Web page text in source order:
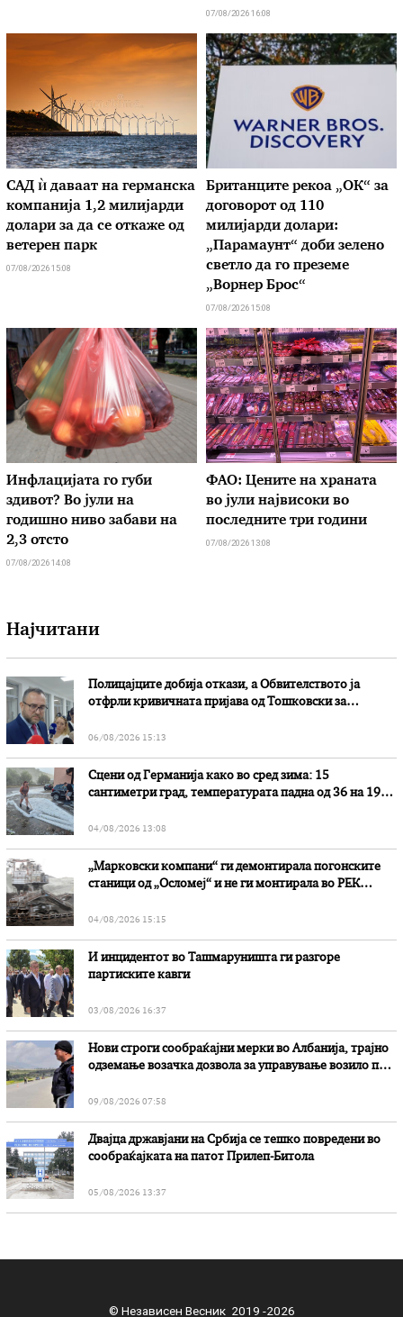
07/08/2026 16:08
САД ѝ даваат на германска
компанија 1,2 милијарди
долари за да се откаже од
ветерен парк
07/08/2026 15:08
Британците рекоа „ОК“ за
договорот од 110
милијарди долари:
„Парамаунт“ доби зелено
светло да го преземе
„Ворнер Брос“
07/08/2026 15:08
Инфлацијата го губи
здивот? Во јули на
годишно ниво забави на
2,3 отсто
07/08/2026 14:08
ФАО: Цените на храната
во јули највисоки во
последните три години
07/08/2026 13:08
Најчитани
Полицајците добија откази, а Обвителството ја
отфрли кривичната пријава од Тошковски за
06/08/2026 15:13
Сцени од Германија како во сред зима: 15
сантиметри град, температурата падна од 36 на 19
04/08/2026 13:08
„Марковски компани“ ги демонтирала погонските
станици од „Осломеј“ и не ги монтирала во РЕК
04/08/2026 15:15
И инцидентот во Ташмаруништa ги разгоре
партиските кавги
03/08/2026 16:37
Нови строги сообраќајни мерки во Aлбанија, трајно
одземање возачка дозвола за управување возило под
09/08/2026 07:58
Двајца државјани на Србија се тешко повредени во
сообраќајката на патот Прилеп-Битола
05/08/2026 13:37
© Независен Весник 2019 -2026